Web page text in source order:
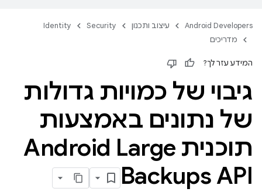
Android Developers עיצוב ותכנון Security
Identity
מדריכים
המידע עזר לך?
גיבוי של כמויות גדולות
של נתונים באמצעות
תוכנית Android Large
Backups API